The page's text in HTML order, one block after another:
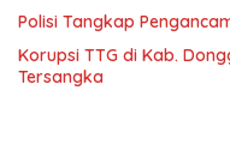
Polisi Tangkap
Korupsi TTG di Kab.
Tersangka